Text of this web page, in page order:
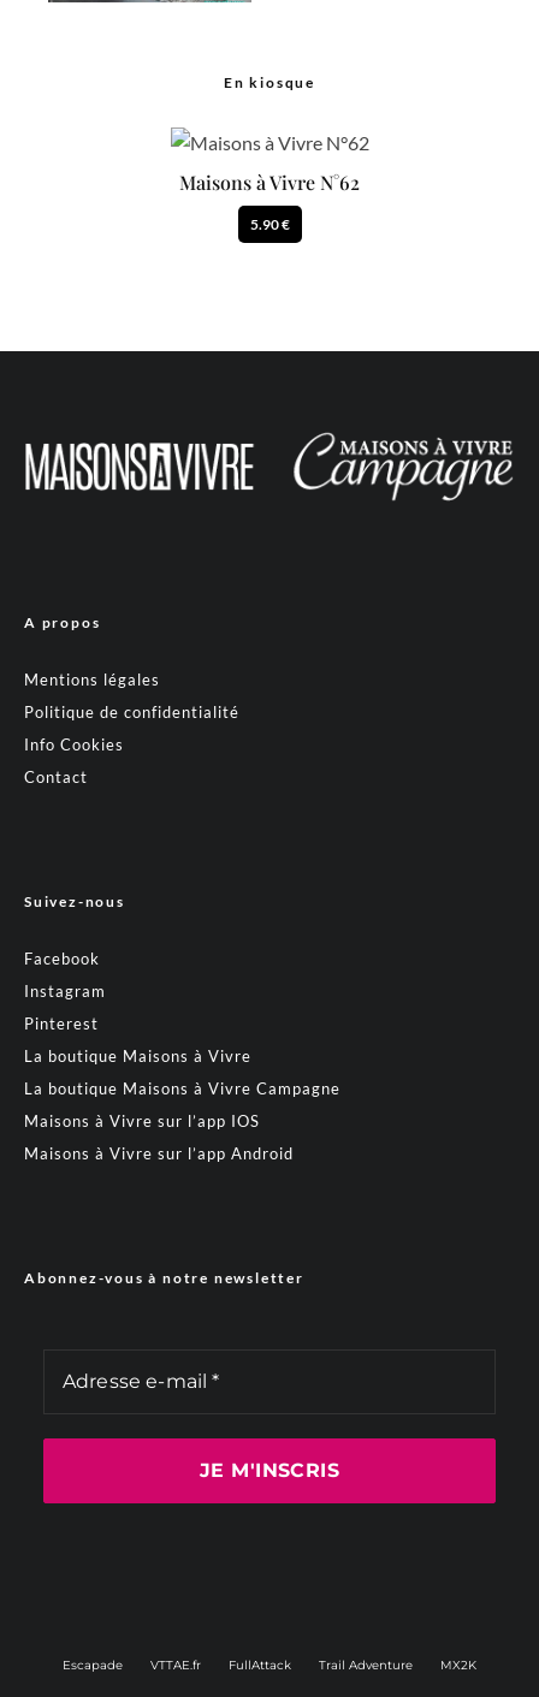
En kiosque
Maisons à Vivre N°62
5.90 €
A propos
Mentions légales
Politique de confidentialité
Info Cookies
Contact
Suivez-nous
Facebook
Instagram
Pinterest
La boutique Maisons à Vivre
La boutique Maisons à Vivre Campagne
Maisons à Vivre sur l’app IOS
Maisons à Vivre sur l’app Android
Abonnez-vous à notre newsletter
Escapade VTTAE.fr FullAttack Trail Adventure MX2K